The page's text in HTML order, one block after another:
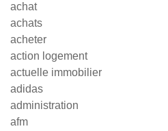
achat
achats
acheter
action logement
actuelle immobilier
adidas
administration
afm